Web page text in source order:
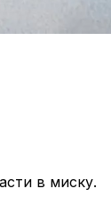
в миску.